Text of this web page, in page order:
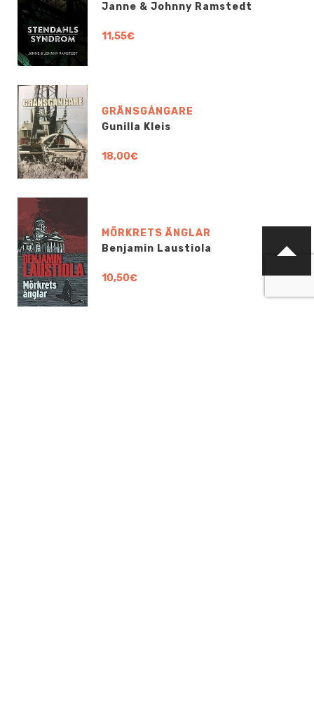
Janne & Johnny Ramstedt
11,55€
GRÄNSGÅNGARE
Gunilla Kleis
18,00€
MÖRKRETS ÄNGLAR
Benjamin Laustiola
10,50€